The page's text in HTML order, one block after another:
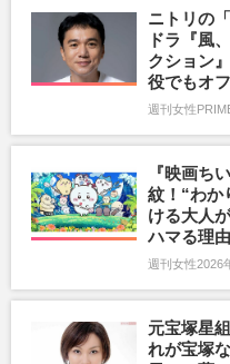
ニトリの
ドラ『風
クション
役でもオ
週刊女性
『映画ち
紋！“わか
ける大人
ハマる理由
週刊女性2026
元宝塚星
れが宝塚